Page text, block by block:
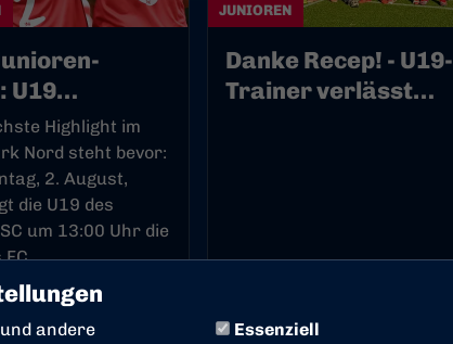
andere
Essenziell
U19
den FC St.
Highlight im
Nord steht bevor:
2. August,
die U19 des
um 13:00 Uhr die
JUNIOREN
Danke Recep! - U19-
Trainer verlässt